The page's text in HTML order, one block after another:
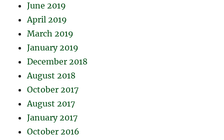
June 2019
April 2019
March 2019
January 2019
December 2018
August 2018
October 2017
August 2017
January 2017
October 2016